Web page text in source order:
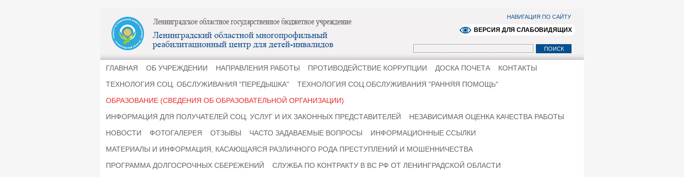
НАВИГАЦИЯ ПО САЙТУ
ВЕРСИЯ ДЛЯ СЛАБОВИДЯЩИХ
ГЛАВНАЯ ОБ УЧРЕЖДЕНИИ НАПРАВЛЕНИЯ РАБОТЫ ПРОТИВОДЕЙСТВИЕ КОРРУПЦИИ ДОСКА ПОЧЕТА
КОНТАКТЫ
ТЕХНОЛОГИЯ СОЦ. ОБСЛУЖИВАНИЯ "ПЕРЕДЫШКА"
ТЕХНОЛОГИЯ СОЦ.ОБСЛУЖИВАНИЯ "РАННЯЯ ПОМОЩЬ"
ОБРАЗОВАНИЕ (СВЕДЕНИЯ ОБ ОБРАЗОВАТЕЛЬНОЙ ОРГАНИЗАЦИИ)
ИНФОРМАЦИЯ ДЛЯ ПОЛУЧАТЕЛЕЙ СОЦ. УСЛУГ И ИХ ЗАКОННЫХ ПРЕДСТАВИТЕЛЕЙ
НЕЗАВИСИМАЯ ОЦЕНКА КАЧЕСТВА РАБОТЫ
НОВОСТИ
ФОТОГАЛЕРЕЯ ОТЗЫВЫ ЧАСТО ЗАДАВАЕМЫЕ ВОПРОСЫ
ИНФОРМАЦИОННЫЕ ССЫЛКИ
МАТЕРИАЛЫ И ИНФОРМАЦИЯ, КАСАЮЩАЯСЯ РАЗЛИЧНОГО РОДА ПРЕСТУПЛЕНИЙ И МОШЕННИЧЕСТВА
ПРОГРАММА ДОЛГОСРОЧНЫХ СБЕРЕЖЕНИЙ
СЛУЖБА ПО КОНТРАКТУ В ВС РФ ОТ ЛЕНИНГРАДСКОЙ ОБЛАСТИ